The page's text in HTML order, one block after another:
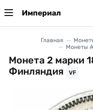
Империал
Главная
Монеты
Монета 2 марки
Финляндия
VF